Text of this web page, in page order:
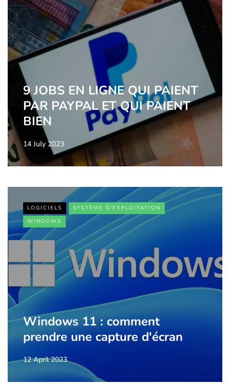
9 JOBS EN LIGNE QUI PAIENT
PAR PAYPAL ET QUI PAIENT
BIEN
14 July 2023
LOGICIELS
SYSTÈME D'EXPLOITATION
WINDOWS
Windows 11 : comment
prendre une capture d'écran
12 April 2023